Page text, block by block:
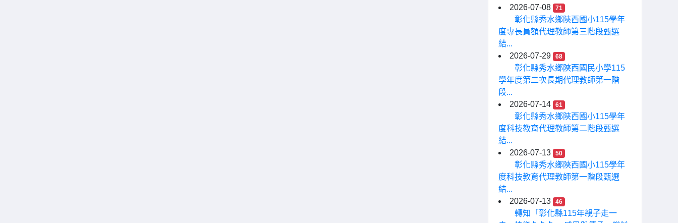
2026-07-08
71
彰化縣秀水鄉陝西國小115學年
度專長員額代理教師第三階段甄選
結...
2026-07-29
68
彰化縣秀水鄉陝西國民小學115
學年度第二次長期代理教師第一階
段...
2026-07-14
61
彰化縣秀水鄉陝西國小115學年
度科技教育代理教師第二階段甄選
結...
2026-07-13
50
彰化縣秀水鄉陝西國小115學年
度科技教育代理教師第一階段甄選
結...
2026-07-13
46
轉知「彰化縣115年親子走一